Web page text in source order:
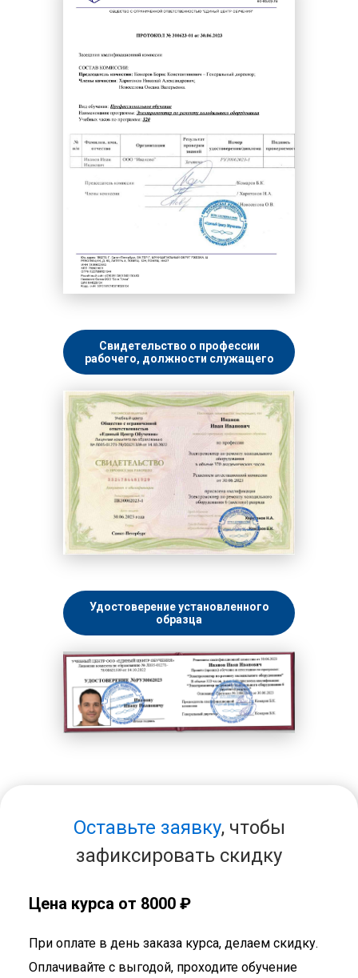
Свидетельство о профессии
рабочего, должности служащего
Удостоверение установленного
образца
Оставьте заявку, чтобы
зафиксировать скидку
Цена курса от 8000 ₽
При оплате в день заказа курса, делаем скидку.
Оплачивайте с выгодой, проходите обучение